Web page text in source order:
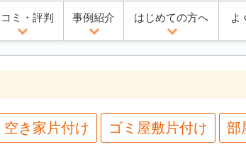
ミ・評判 事例紹介 はじめての方へ よ
空き家片付け ゴミ屋敷片付け 部